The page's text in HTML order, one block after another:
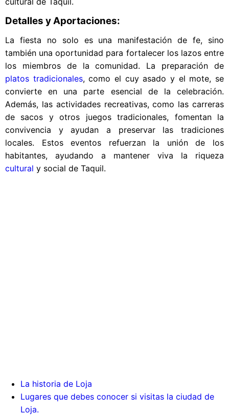
Detalles y Aportaciones:
La fiesta no solo es una manifestación de fe, sino
también una oportunidad para fortalecer los lazos entre
los miembros de la comunidad. La preparación de
platos tradicionales, como el cuy asado y el mote, se
convierte en una parte esencial de la celebración.
Además, las actividades recreativas, como las carreras
de sacos y otros juegos tradicionales, fomentan la
convivencia y ayudan a preservar las tradiciones
locales. Estos eventos refuerzan la unión de los
habitantes, ayudando a mantener viva la riqueza
cultural y social de Taquil.
La historia de Loja
Lugares que debes conocer si visitas la ciudad de
Loja.